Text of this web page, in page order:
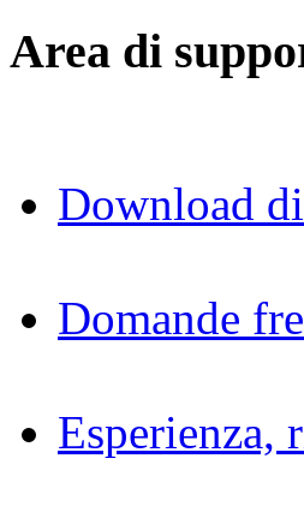
Area di
Download
Domande
Esperienza,